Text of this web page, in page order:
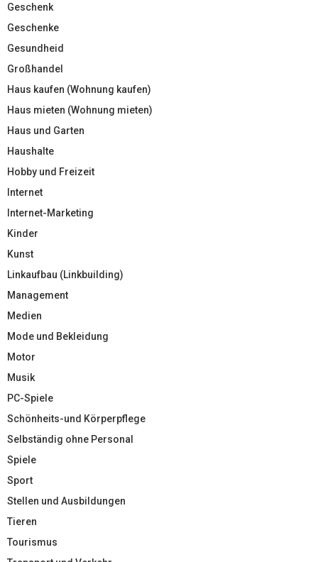
Geschenk
Geschenke
Gesundheid
Großhandel
Haus kaufen (Wohnung kaufen)
Haus mieten (Wohnung mieten)
Haus und Garten
Haushalte
Hobby und Freizeit
Internet
Internet-Marketing
Kinder
Kunst
Linkaufbau (Linkbuilding)
Management
Medien
Mode und Bekleidung
Motor
Musik
PC-Spiele
Schönheits-und Körperpflege
Selbständig ohne Personal
Spiele
Sport
Stellen und Ausbildungen
Tieren
Tourismus